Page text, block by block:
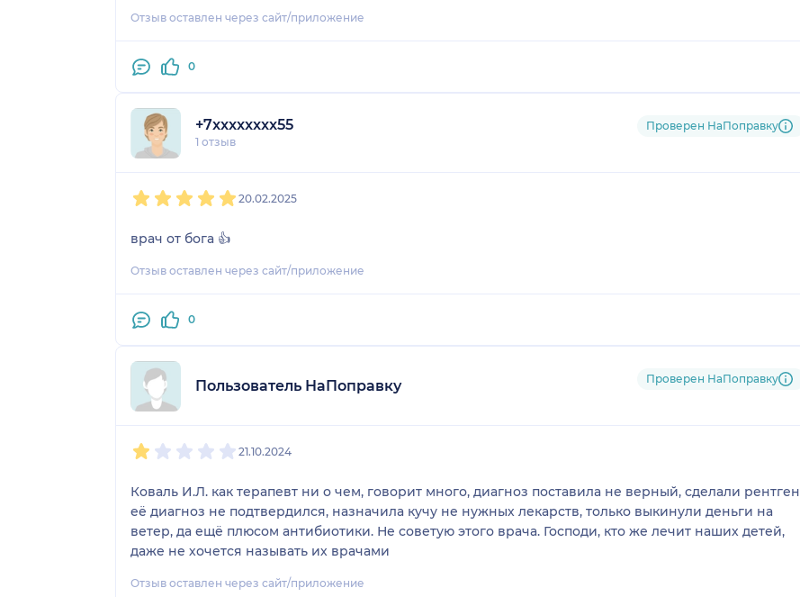
Отзыв оставлен через сайт/приложение
0
+7xxxxxxxx55
1 отзыв
Проверен НаПоправку
20.02.2025
врач от бога 👍
Отзыв оставлен через сайт/приложение
0
Пользователь НаПоправку Проверен НаПоправку
21.10.2024
Коваль И.Л. как терапевт ни о чем, говорит много, диагноз поставила не верный, сделали рентген
её диагноз не подтвердился, назначила кучу не нужных лекарств, только выкинули деньги на
ветер, да ещё плюсом антибиотики. Не советую этого врача. Господи, кто же лечит наших детей,
даже не хочется называть их врачами
Отзыв оставлен через сайт/приложение